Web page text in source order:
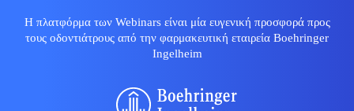
Η πλατφόρμα των Webinars είναι μία ευγενική προσφορά προς
τους οδοντιάτρους από την φαρμακευτική εταιρεία Boehringer
Ingelheim